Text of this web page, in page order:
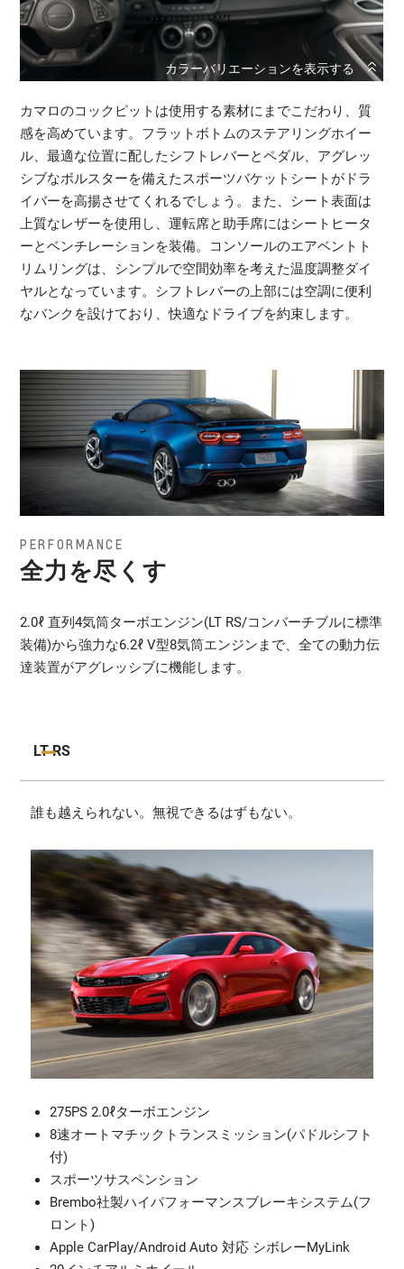
カマロのコックピットは使用する素材にまでこだわり、質
感を高めています。フラットボトムのステアリングホイー
ル、最適な位置に配したシフトレバーとペダル、アグレッ
シブなボルスターを備えたスポーツバケットシートがドラ
イバーを高揚させてくれるでしょう。また、シート表面は
上質なレザーを使用し、運転席と助手席にはシートヒータ
ーとベンチレーションを装備。コンソールのエアベントト
リムリングは、シンプルで空間効率を考えた温度調整ダイ
ヤルとなっています。シフトレバーの上部には空調に便利
なバンクを設けており、快適なドライブを約束します。
PERFORMANCE
全力を尽くす
2.0ℓ 直列4気筒ターボエンジン(LT RS/コンバーチブルに標準
装備)から強力な6.2ℓ V型8気筒エンジンまで、全ての動力伝
達装置がアグレッシブに機能します。
LT RS
誰も越えられない。無視できるはずもない。
275PS 2.0ℓターボエンジン
8速オートマチックトランスミッション(パドルシフト
付)
スポーツサスペンション
Brembo社製ハイパフォーマンスブレーキシステム(フ
ロント)
Apple CarPlay/Android Auto 対応 シボレーMyLink